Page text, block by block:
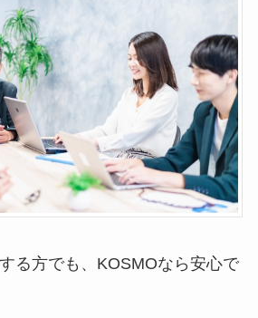
る方でも、KOSMOなら安心で